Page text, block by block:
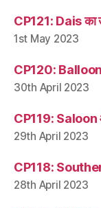
CP121: Dais का
1st May 2023
CP120: Balloon
30th April 2023
CP119: Saloon
29th April 2023
CP118: Southern
28th April 2023